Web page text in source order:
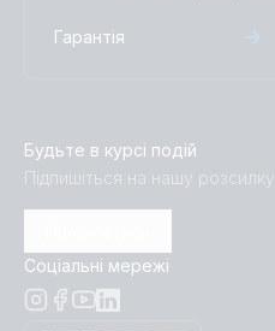
Гарантія
Будьте в курсі подій
Підпишіться на нашу розсилку
Соціальні мережі